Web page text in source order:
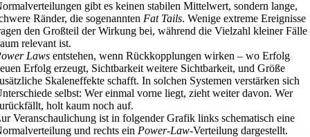
gibt es keinen stabilen Mittelwert, sondern lange,
Ränder, die sogenannten Fat Tails. Wenige extreme Ereignisse
den Großteil der Wirkung bei, während die Vielzahl kleiner Fälle
relevant ist.
Laws entstehen, wenn Rückkopplungen wirken – wo Erfolg
Erfolg erzeugt, Sichtbarkeit weitere Sichtbarkeit, und Größe
Skaleneffekte schafft. In solchen Systemen verstärken sich
selbst: Wer einmal vorne liegt, zieht weiter davon. Wer
holt kaum noch auf.
Veranschaulichung ist in folgender Grafik links schematisch eine
und rechts ein Power-Law-Verteilung dargestellt.